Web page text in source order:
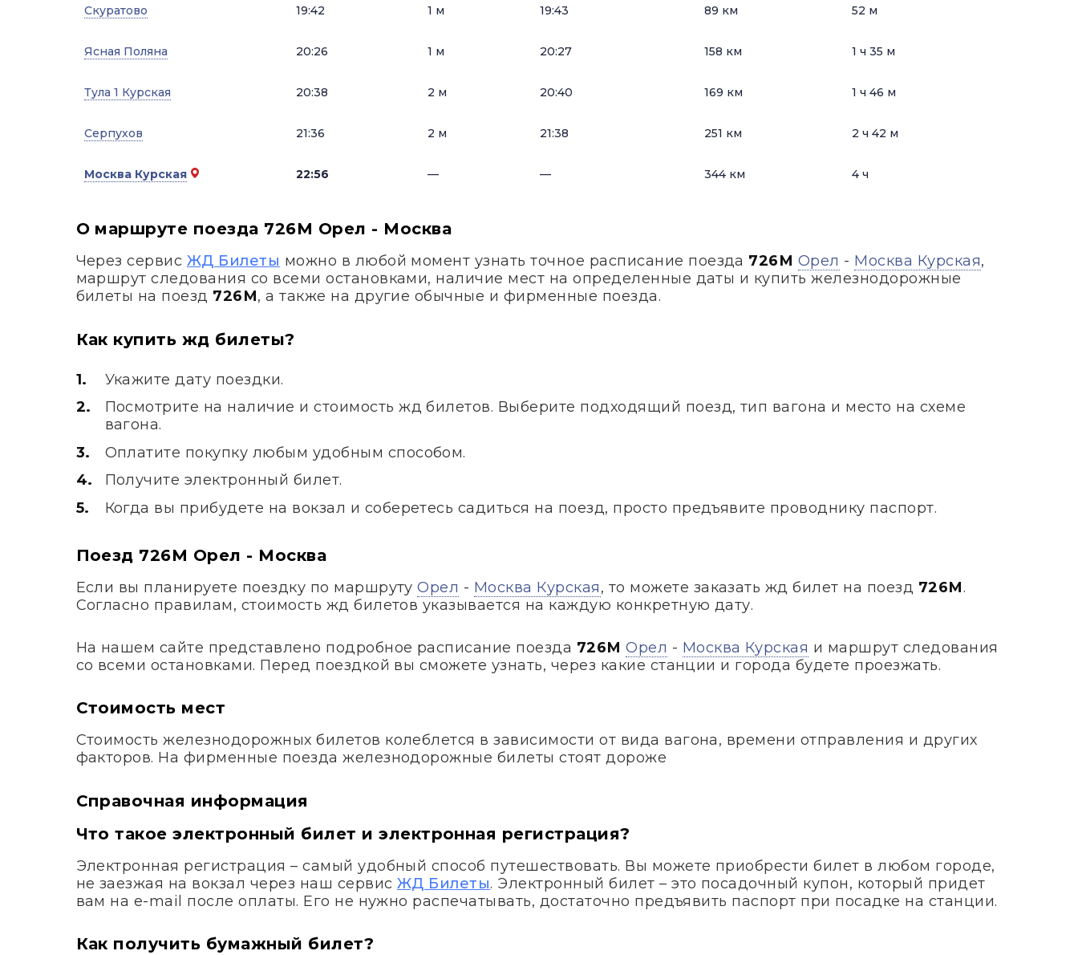
Скуратово 19:42 1 м 19:43 89 км 52 м
Ясная Поляна 20:26 1 м 20:27 158 км 1 ч 35 м
Тула 1 Курская 20:38 2 м 20:40 169 км 1 ч 46 м
Серпухов 21:36 2 м 21:38 251 км 2 ч 42 м
Москва Курская 22:56 — — 344 км 4 ч
О маршруте поезда 726М Орел - Москва
Через сервис ЖД Билеты можно в любой момент узнать точное расписание поезда 726М Орел - Москва Курская,
маршрут следования со всеми остановками, наличие мест на определенные даты и купить железнодорожные
билеты на поезд 726М, а также на другие обычные и фирменные поезда.
Как купить жд билеты?
Укажите дату поездки.
Посмотрите на наличие и стоимость жд билетов. Выберите подходящий поезд, тип вагона и место на схеме
вагона.
Оплатите покупку любым удобным способом.
Получите электронный билет.
Когда вы прибудете на вокзал и соберетесь садиться на поезд, просто предъявите проводнику паспорт.
Поезд 726М Орел - Москва
Если вы планируете поездку по маршрутуОрел - Москва Курская, то можете заказать жд билет на поезд 726М.
Согласно правилам, стоимость жд билетов указывается на каждую конкретную дату.
На нашем сайте представлено подробное расписание поезда 726М Орел - Москва Курская и маршрут следования
со всеми остановками. Перед поездкой вы сможете узнать, через какие станции и города будете проезжать.
Стоимость мест
Стоимость железнодорожных билетов колеблется в зависимости от вида вагона, времени отправления и других
факторов. На фирменные поезда железнодорожные билеты стоят дороже
Справочная информация
Что такое электронный билет и электронная регистрация?
Электронная регистрация – самый удобный способ путешествовать. Вы можете приобрести билет в любом городе,
не заезжая на вокзал через наш сервис ЖД Билеты. Электронный билет – это посадочный купон, который придет
вам на e-mail после оплаты. Его не нужно распечатывать, достаточно предъявить паспорт при посадке на станции.
Как получить бумажный билет?